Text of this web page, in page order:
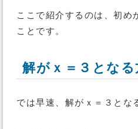
ここで紹介するのは、初め
ことです。
解がｘ＝３となる
では早速、解がｘ＝３とな